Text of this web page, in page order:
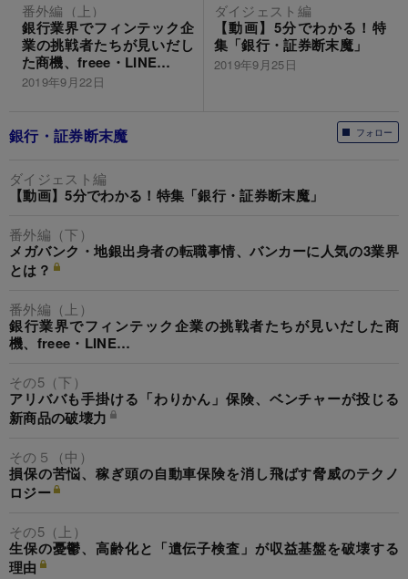
番外編（上）
銀行業界でフィンテック企
業の挑戦者たちが見いだし
た商機、freee・LINE…
2019年9月22日
ダイジェスト編
【動画】5分でわかる！特
集「銀行・証券断末魔」
2019年9月25日
フォロー
銀行・証券断末魔
ダイジェスト編
【動画】5分でわかる！特集「銀行・証券断末魔」
番外編（下）
メガバンク・地銀出身者の転職事情、バンカーに人気の3業界
とは？
番外編（上）
銀行業界でフィンテック企業の挑戦者たちが見いだした商
機、freee・LINE…
その5（下）
アリババも手掛ける「わりかん」保険、ベンチャーが投じる
新商品の破壊力
その５（中）
損保の苦悩、稼ぎ頭の自動車保険を消し飛ばす脅威のテクノ
ロジー
その5（上）
生保の憂鬱、高齢化と「遺伝子検査」が収益基盤を破壊する
理由